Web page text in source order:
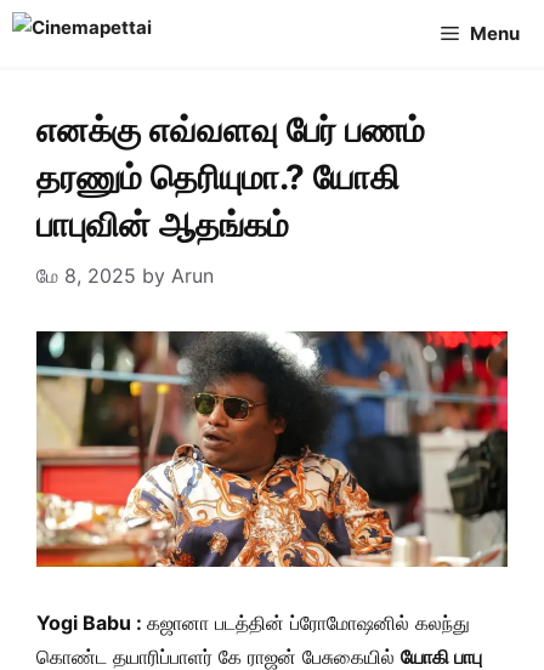
Skip
Menu
எனக்கு எவ்வளவு பேர் பணம்
தரணும் தெரியுமா.? யோகி
பாபுவின் ஆதங்கம்
மே 8, 2025 by Arun
Yogi Babu : கஜானா படத்தின் ப்ரோமோஷனில் கலந்து
கொண்ட தயாரிப்பாளர் கே ராஜன் பேசுகையில் யோகி பாபு